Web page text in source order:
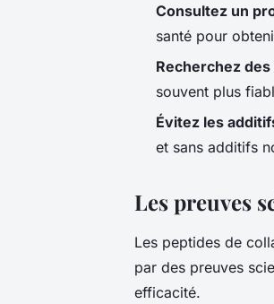
Consultez un
santé pour
Recherchez
souvent plus
Évitez les
et sans additifs
Les preuves
Les peptides de
par des preuves
efficacité.